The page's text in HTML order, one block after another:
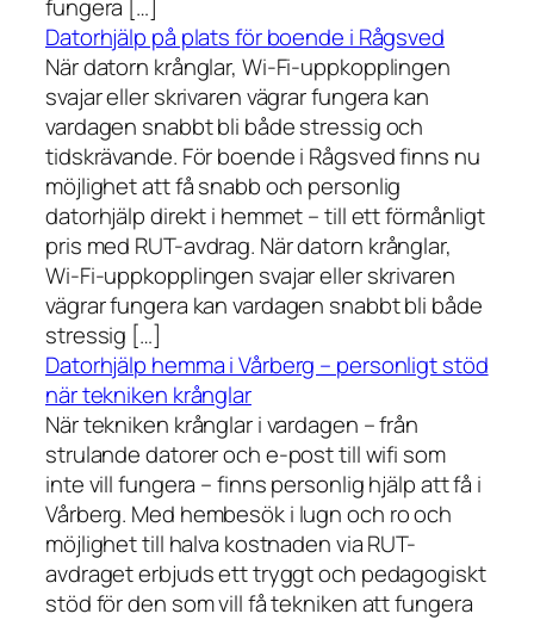
fungera […]
Datorhjälp på plats för boende i Rågsved
När datorn krånglar, Wi-Fi-uppkopplingen
svajar eller skrivaren vägrar fungera kan
vardagen snabbt bli både stressig och
tidskrävande. För boende i Rågsved finns nu
möjlighet att få snabb och personlig
datorhjälp direkt i hemmet – till ett förmånligt
pris med RUT-avdrag. När datorn krånglar,
Wi-Fi-uppkopplingen svajar eller skrivaren
vägrar fungera kan vardagen snabbt bli både
stressig […]
Datorhjälp hemma i Vårberg – personligt stöd
när tekniken krånglar
När tekniken krånglar i vardagen – från
strulande datorer och e-post till wifi som
inte vill fungera – finns personlig hjälp att få i
Vårberg. Med hembesök i lugn och ro och
möjlighet till halva kostnaden via RUT-
avdraget erbjuds ett tryggt och pedagogiskt
stöd för den som vill få tekniken att fungera